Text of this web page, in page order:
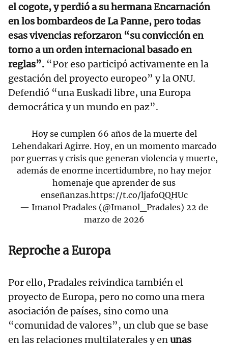
el cogote, y perdió a su hermana Encarnación
en los bombardeos de La Panne, pero todas
esas vivencias reforzaron “su convicción en
torno a un orden internacional basado en
reglas”. “Por eso participó activamente en la
gestación del proyecto europeo” y la ONU.
Defendió “una Euskadi libre, una Europa
democrática y un mundo en paz”.
Hoy se cumplen 66 años de la muerte del
Lehendakari Agirre. Hoy, en un momento marcado
por guerras y crisis que generan violencia y muerte,
además de enorme incertidumbre, no hay mejor
homenaje que aprender de sus
enseñanzas.https://t.co/ljafoQQHUc
— Imanol Pradales (@Imanol_Pradales) 22 de
marzo de 2026
Reproche a Europa
Por ello, Pradales reivindica también el
proyecto de Europa, pero no como una mera
asociación de países, sino como una
“comunidad de valores”, un club que se base
en las relaciones multilaterales y enunas